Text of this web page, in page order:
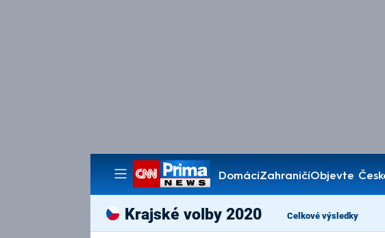
DomácíZahraničíObjevte
Pořady
Krajské volby 2020 Celkové výsledky